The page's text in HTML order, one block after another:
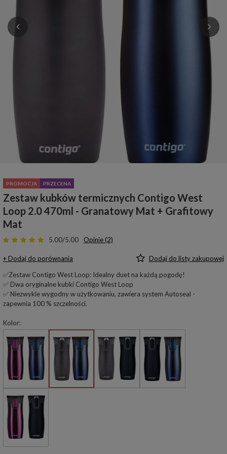
PROMOCJA PRZECENA
Zestaw kubków termicznych Contigo West
Loop 2.0 470ml - Granatowy Mat + Grafitowy
Mat
5.00/5.00 Opinie (2)
+ Dodaj do porównania
Dodaj do listy zakupowej
✅Zestaw Contigo West Loop: Idealny duet na każdą pogodę!
✅ Dwa oryginalne kubki Contigo West Loop
✅ Niezwykle wygodny w użytkowaniu, zawiera system Autoseal -
zapewnia 100 % szczelności.
Kolor